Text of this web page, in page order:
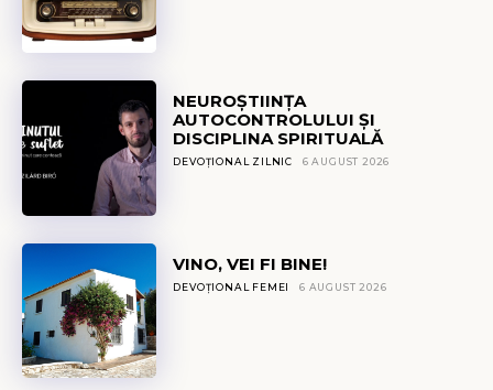
NEUROȘTIINȚA
AUTOCONTROLULUI ȘI
DISCIPLINA SPIRITUALĂ
DEVOȚIONAL ZILNIC 6 AUGUST 2026
VINO, VEI FI BINE!
DEVOȚIONAL FEMEI 6 AUGUST 2026